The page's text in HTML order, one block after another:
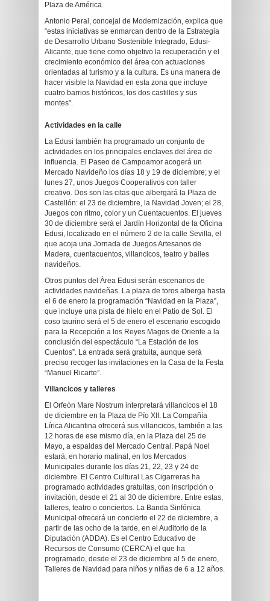
Plaza de América.
Antonio Peral, concejal de Modernización, explica que
“estas iniciativas se enmarcan dentro de la Estrategia
de Desarrollo Urbano Sostenible Integrado, Edusi-
Alicante, que tiene como objetivo la recuperación y el
crecimiento económico del área con actuaciones
orientadas al turismo y a la cultura. Es una manera de
hacer visible la Navidad en esta zona que incluye
cuatro barrios históricos, los dos castillos y sus
montes”.
Actividades en la calle
La Edusi también ha programado un conjunto de
actividades en los principales enclaves del área de
influencia. El Paseo de Campoamor acogerá un
Mercado Navideño los días 18 y 19 de diciembre; y el
lunes 27, unos Juegos Cooperativos con taller
creativo. Dos son las citas que albergará la Plaza de
Castellón: el 23 de diciembre, la Navidad Joven; el 28,
Juegos con ritmo, color y un Cuentacuentos. El jueves
30 de diciembre será el Jardín Horizontal de la Oficina
Edusi, localizado en el número 2 de la calle Sevilla, el
que acoja una Jornada de Juegos Artesanos de
Madera, cuentacuentos, villancicos, teatro y bailes
navideños.
Otros puntos del Área Edusi serán escenarios de
actividades navideñas. La plaza de toros alberga hasta
el 6 de enero la programación “Navidad en la Plaza”,
que incluye una pista de hielo en el Patio de Sol. El
coso taurino será el 5 de enero el escenario escogido
para la Recepción a los Reyes Magos de Oriente a la
conclusión del espectáculo “La Estación de los
Cuentos”. La entrada será gratuita, aunque será
preciso recoger las invitaciones en la Casa de la Festa
“Manuel Ricarte”.
Villancicos y talleres
El Orfeón Mare Nostrum interpretará villancicos el 18
de diciembre en la Plaza de Pío XII. La Compañía
Lírica Alicantina ofrecerá sus villancicos, también a las
12 horas de ese mismo día, en la Plaza del 25 de
Mayo, a espaldas del Mercado Central. Papá Noel
estará, en horario matinal, en los Mercados
Municipales durante los días 21, 22, 23 y 24 de
diciembre. El Centro Cultural Las Cigarreras ha
programado actividades gratuitas, con inscripción o
invitación, desde el 21 al 30 de diciembre. Entre estas,
talleres, teatro o conciertos. La Banda Sinfónica
Municipal ofrecerá un concierto el 22 de diciembre, a
partir de las ocho de la tarde, en el Auditorio de la
Diputación (ADDA). Es el Centro Educativo de
Recursos de Consumo (CERCA) el que ha
programado, desde el 23 de diciembre al 5 de enero,
Talleres de Navidad para niños y niñas de 6 a 12 años.